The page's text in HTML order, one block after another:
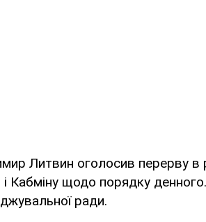
Литвин оголосив перерву в
і Кабміну щодо порядку
ради.